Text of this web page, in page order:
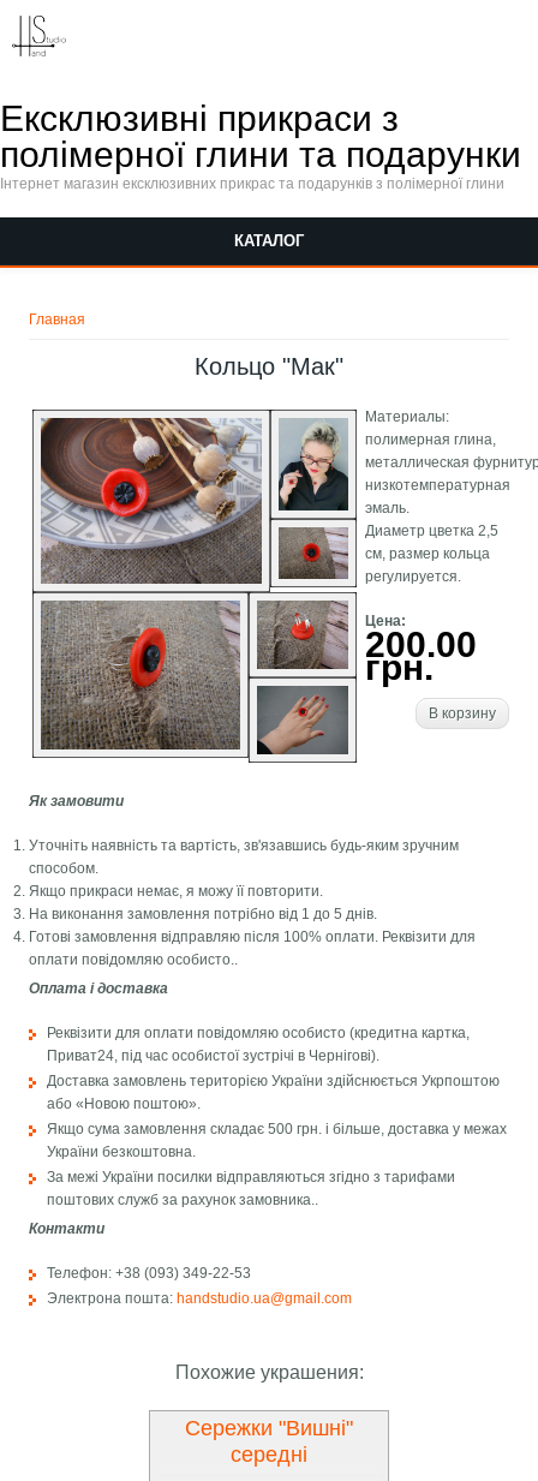
Ексклюзивні прикраси з
полімерної глини та подарунки
Інтернет магазин ексклюзивних прикрас та подарунків з полімерної глини
КАТАЛОГ
Главная
Кольцо "Мак"
Материалы:
полимерная глина,
металлическая
низкотемпературная
эмаль.
Диаметр цветка 2,5
см, размер кольца
регулируется.
Цена:
200.00
грн.
В корзину
Як замовити
Уточніть наявність та вартість, зв'язавшись будь-яким зручним
способом.
Якщо прикраси немає, я можу її повторити.
На виконання замовлення потрібно від 1 до 5 днів.
Готові замовлення відправляю після 100% оплати. Реквізити для
оплати повідомляю особисто..
Оплата і доставка
Реквізити для оплати повідомляю особисто (кредитна картка,
Приват24, під час особистої зустрічі в Чернігові).
Доставка замовлень територією України здійснюється Укрпоштою
або «Новою поштою».
Якщо сума замовлення складає 500 грн. і більше, доставка у межах
України безкоштовна.
За межі України посилки відправляються згідно з тарифами
поштових служб за рахунок замовника..
Контакти
Телефон: +38 (093) 349-22-53
Электрона пошта:handstudio.ua@gmail.com
Похожие украшения:
Сережки "Вишні"
середні